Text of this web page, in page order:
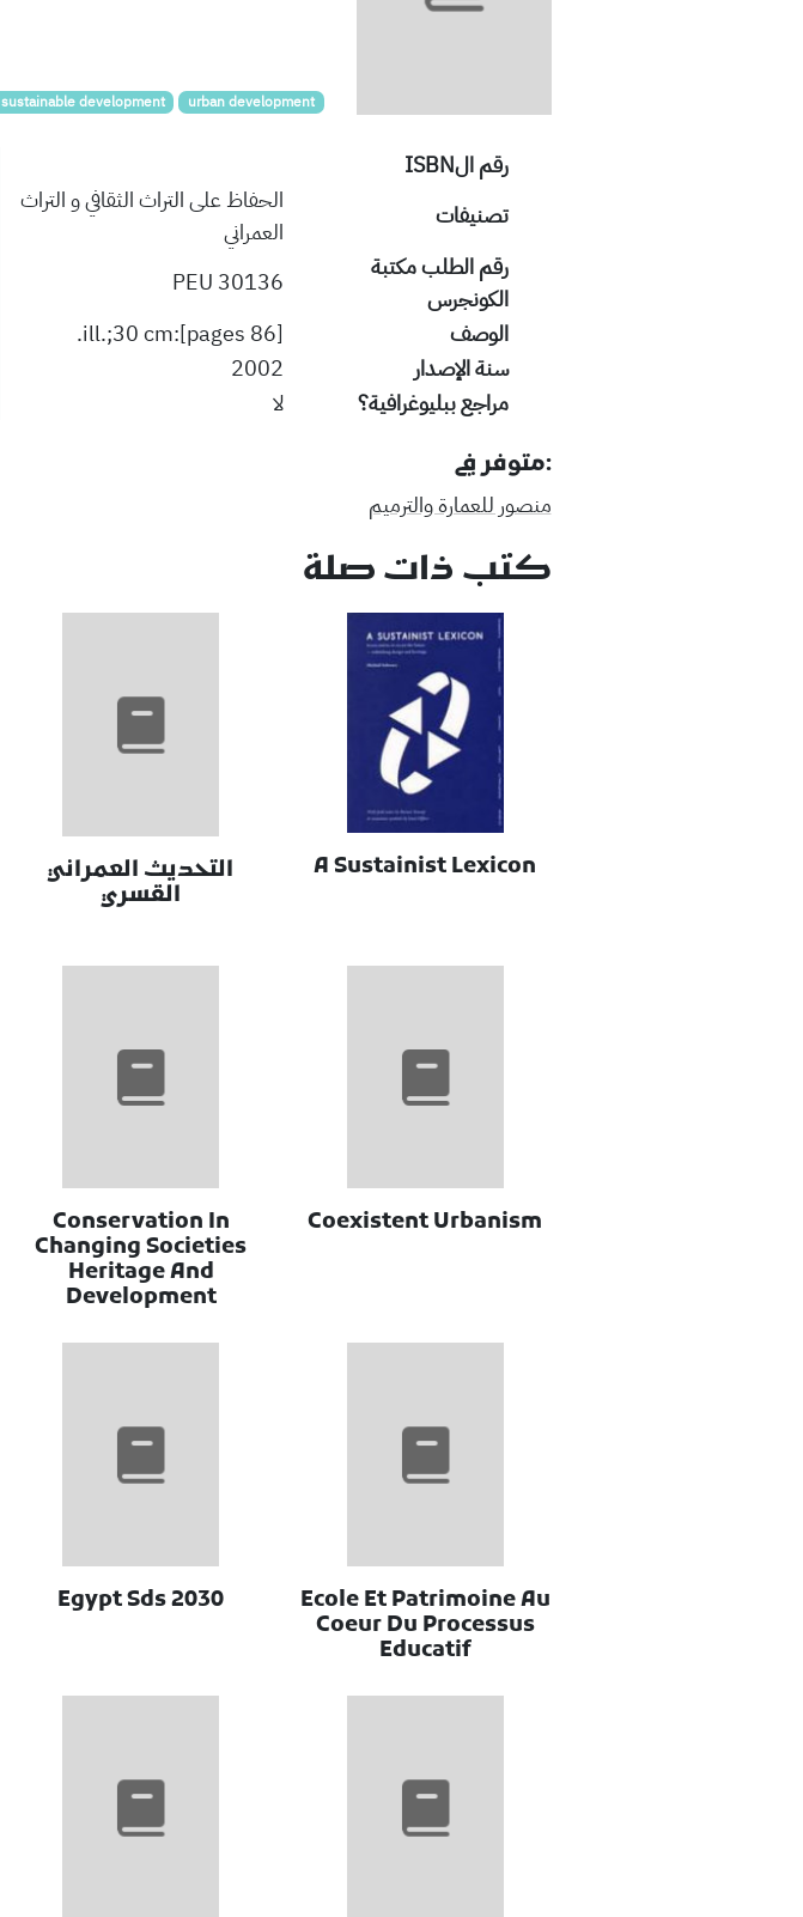
urban development
sustainable development
رقم الISBN
تصنيفات
الحفاظ على التراث الثقافي و التراث
العمراني
رقم الطلب مكتبة
الكونجرس
30136 PEU
الوصف
[86 pages]:ill.;30 cm.
سنة الإصدار
2002
مراجع ببليوغرافية؟
لا
:متوفر في
منصور للعمارة والترميم
كتب ذات صلة
A Sustainist Lexicon
التحديث العمراني
القسري
Coexistent Urbanism
Conservation In
Changing Societies
Heritage And
Development
Ecole Et Patrimoine Au
Coeur Du Processus
Educatif
Egypt Sds 2030